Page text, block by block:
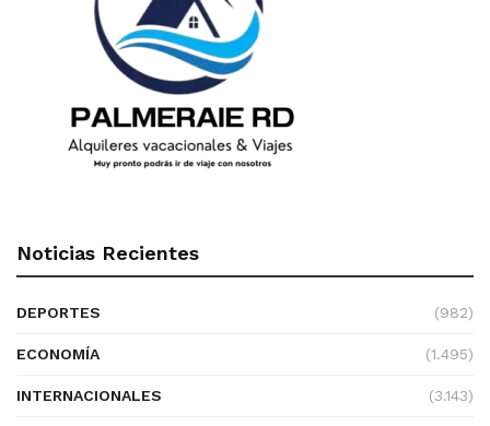
Noticias Recientes
DEPORTES (982)
ECONOMÍA (1.495)
INTERNACIONALES (3.143)